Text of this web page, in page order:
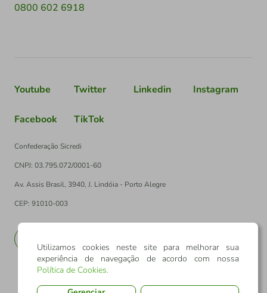
0800 602 6918
Youtube Twitter Linkedin Instagram
Facebook TikTok
Confederação Sicredi
CNPJ: 03.795.072/0001-60
Av. Assis Brasil, 3940, J. Lindóia - Porto Alegre
CEP: 91010-003
Utilizamos cookies neste site para melhorar sua
experiência de navegação de acordo com nossa
Política de Cookies.